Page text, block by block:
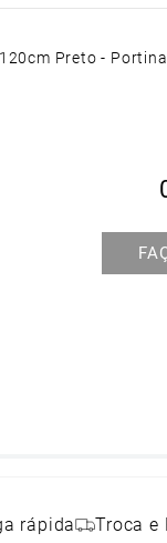
Preto -
rápida Troca e